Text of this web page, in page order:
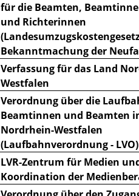
für die Beamten,
und Richterinnen
(Landesumzugs
Bekanntmachung der
Verfassung für das Land
Westfalen
Verordnung über die
Beamtinnen und Beamten
Nordrhein-Westfalen
(Laufbahnverordnung - LVO)
LVR-Zentrum für Medien
Koordination der